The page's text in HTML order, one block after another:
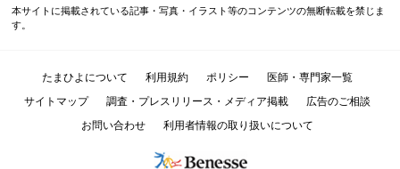
本サイトに掲載されている記事・写真・イラスト等のコンテンツの無断転載を禁じま
す。
たまひよについて 利用規約 ポリシー
医師・専門家一覧
サイトマップ
調査・プレスリリース・メディア掲載
広告のご相談
お問い合わせ
利用者情報の取り扱いについて